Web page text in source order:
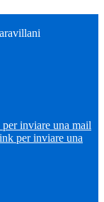
inviare una mail
per inviare una